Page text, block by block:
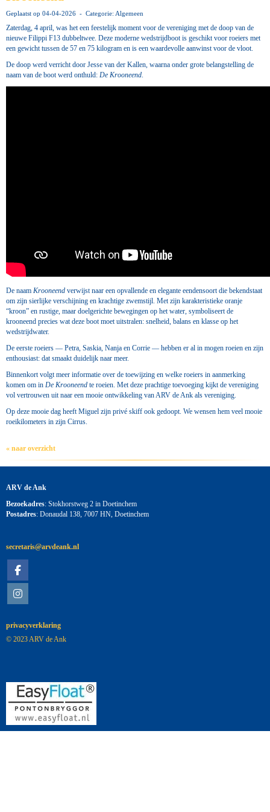
Geplaatst op 04-04-2026 - Categorie: Algemeen
Zaterdag, 4 april, was het een feestelijk moment voor de vereniging met de doop van de
nieuwe Filippi F13 dubbeltwee. Deze moderne wedstrijdboot is geschikt voor roeiers met
een gewicht tussen de 57 en 75 kilogram en is een waardevolle aanwinst voor de vloot.
De doop werd verricht door Jesse van der Kallen, waarna onder grote belangstelling de
naam van de boot werd onthuld: De Krooneend.
De naam Krooneend verwijst naar een opvallende en elegante eendensoort die bekendstaat
om zijn sierlijke verschijning en krachtige zwemstijl. Met zijn karakteristieke oranje
“kroon” en rustige, maar doelgerichte bewegingen op het water, symboliseert de
krooneend precies wat deze boot moet uitstralen: snelheid, balans en klasse op het
wedstrijdwater.
De eerste roeiers — Petra, Saskia, Nanja en Corrie — hebben er al in mogen roeien en zijn
enthousiast: dat smaakt duidelijk naar meer.
Binnenkort volgt meer informatie over de toewijzing en welke roeiers in aanmerking
komen om in De Krooneend te roeien. Met deze prachtige toevoeging kijkt de vereniging
vol vertrouwen uit naar een mooie ontwikkeling van ARV de Ank als vereniging.
Op deze mooie dag heeft Miguel zijn privé skiff ook gedoopt. We wensen hem veel mooie
roeikilometers in zijn Cirrus.
« naar overzicht
ARV de Ank
Bezoekadres: Stokhorstweg 2 in Doetinchem
Postadres: Donaudal 138, 7007 HN, Doetinchem
siraterces@arvdeank.nl
privacyverklaring
© 2023 ARV de Ank